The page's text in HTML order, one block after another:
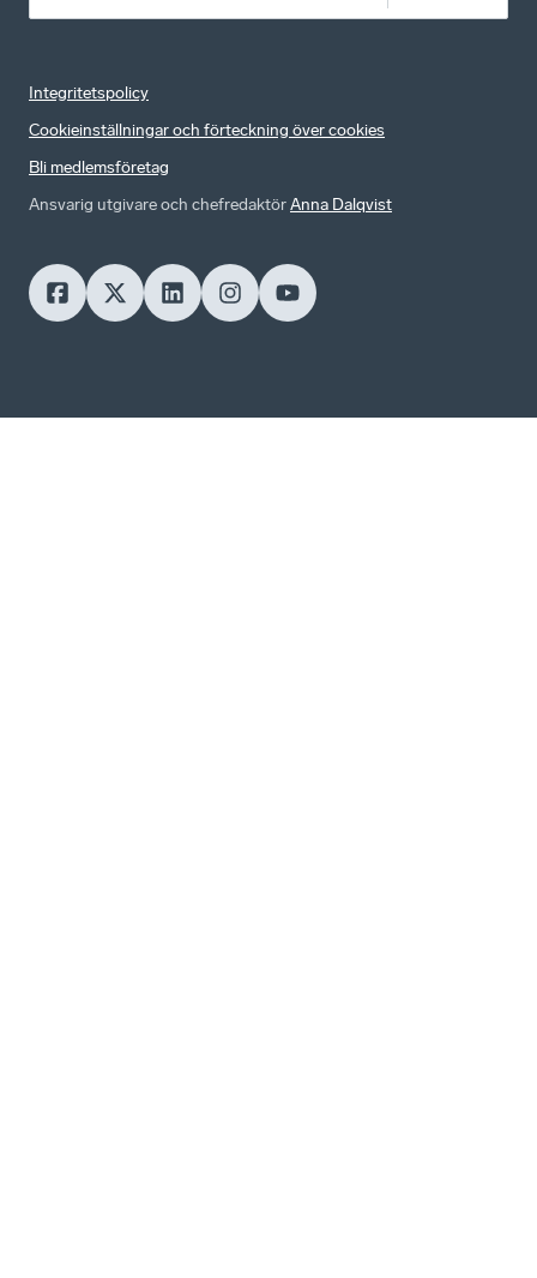
Integritetspolicy
Cookieinställningar och förteckning över cookies
Bli medlemsföretag
Ansvarig utgivare och chefredaktörAnna Dalqvist